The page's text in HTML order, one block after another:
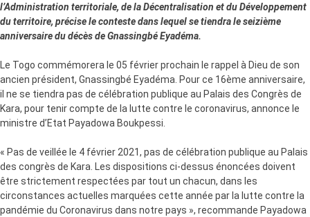
l’Administration territoriale, de la Décentralisation et du Développement
du territoire, précise le conteste dans lequel se tiendra le seizième
anniversaire du décès de Gnassingbé Eyadéma.
Le Togo commémorera le 05 février prochain le rappel à Dieu de son
ancien président, Gnassingbé Eyadéma. Pour ce 16ème anniversaire,
il ne se tiendra pas de célébration publique au Palais des Congrès de
Kara, pour tenir compte de la lutte contre le coronavirus, annonce le
ministre d’Etat Payadowa Boukpessi.
« Pas de veillée le 4 février 2021, pas de célébration publique au Palais
des congrès de Kara. Les dispositions ci-dessus énoncées doivent
être strictement respectées par tout un chacun, dans les
circonstances actuelles marquées cette année par la lutte contre la
pandémie du Coronavirus dans notre pays », recommande Payadowa